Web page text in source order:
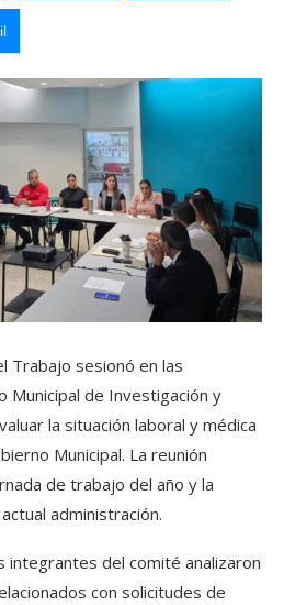
Trabajo sesionó en las
Municipal de Investigación y
la situación laboral y médica
Municipal. La reunión
de trabajo del año y la
administración.
integrantes del comité analizaron
con solicitudes de